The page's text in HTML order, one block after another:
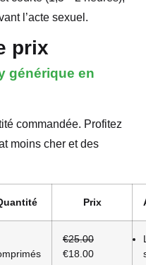
l’acte sexuel.
prix
générique en
commandée. Profitez
moins cher et des
Prix
€25.00
€18.00